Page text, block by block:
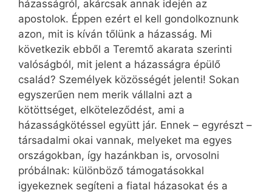
házasságról, akárcsak annak idején az
apostolok. Éppen ezért el kell gondolkoznunk
azon, mit is kíván tőlünk a házasság. Mi
következik ebből a Teremtő akarata szerinti
valóságból, mit jelent a házasságra épülő
család? Személyek közösségét jelenti! Sokan
egyszerűen nem merik vállalni azt a
kötöttséget, elköteleződést, ami a
házasságkötéssel együtt jár. Ennek – egyrészt –
társadalmi okai vannak, melyeket ma egyes
országokban, így hazánkban is, orvosolni
próbálnak: különböző támogatásokkal
igyekeznek segíteni a fiatal házasokat és a